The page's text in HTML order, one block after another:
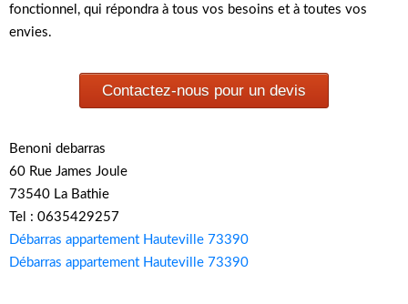
fonctionnel, qui répondra à tous vos besoins et à toutes vos
envies.
Contactez-nous pour un devis
Benoni debarras
60 Rue James Joule
73540 La Bathie
Tel : 0635429257
Débarras appartement Hauteville 73390
Débarras appartement Hauteville 73390